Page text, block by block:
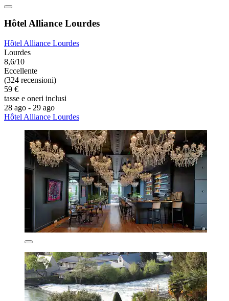
Hôtel Alliance Lourdes
Hôtel Alliance Lourdes
Lourdes
8,6/10
Eccellente
(324 recensioni)
59 €
tasse e oneri inclusi
28 ago - 29 ago
Hôtel Alliance Lourdes